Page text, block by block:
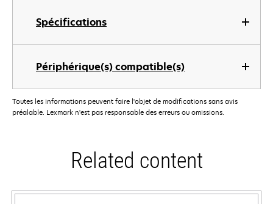
Spécifications
Périphérique(s) compatible(s)
Toutes les informations peuvent faire l'objet de modifications sans avis
préalable. Lexmark n'est pas responsable des erreurs ou omissions.
Related content